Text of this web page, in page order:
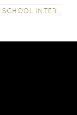
SCHOOL INTERVIEW